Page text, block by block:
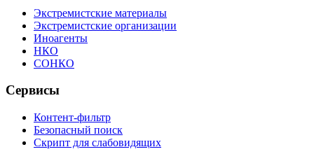
Экстремистские материалы
Экстремистские организации
Иноагенты
НКО
СОНКО
Сервисы
Контент-фильтр
Безопасный поиск
Скрипт для слабовидящих